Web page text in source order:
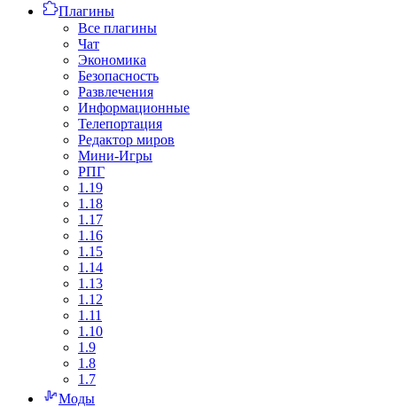
Плагины
Все плагины
Чат
Экономика
Безопасность
Развлечения
Информационные
Телепортация
Редактор миров
Мини-Игры
РПГ
1.19
1.18
1.17
1.16
1.15
1.14
1.13
1.12
1.11
1.10
1.9
1.8
1.7
Моды